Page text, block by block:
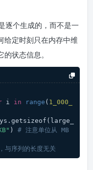
逐个生成的，而不是一
给定时刻只在内存中维
状态信息。
i in range ( 1_000_
) # 注意单位从 MB
与序列的长度无关